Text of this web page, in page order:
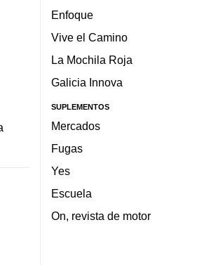
Enfoque
Vive el Camino
La Mochila Roja
Galicia Innova
SUPLEMENTOS
Mercados
Fugas
Yes
Escuela
On, revista de motor